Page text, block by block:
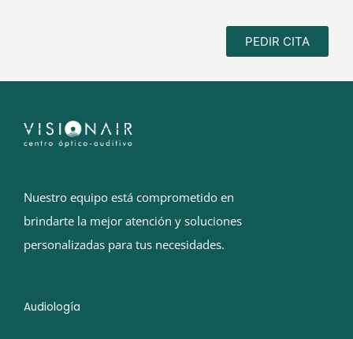
PEDIR CITA
Nuestro equipo está comprometido en
brindarte la mejor atención y soluciones
personalizadas para tus necesidades.
Audiología